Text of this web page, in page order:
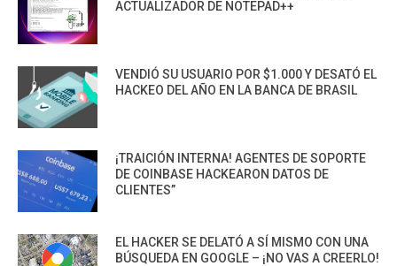
ACTUALIZADOR DE NOTEPAD++
VENDIÓ SU USUARIO POR $1.000 Y DESATÓ EL
HACKEO DEL AÑO EN LA BANCA DE BRASIL
¡TRAICIÓN INTERNA! AGENTES DE SOPORTE
DE COINBASE HACKEARON DATOS DE
CLIENTES”
EL HACKER SE DELATÓ A SÍ MISMO CON UNA
BÚSQUEDA EN GOOGLE – ¡NO VAS A CREERLO!